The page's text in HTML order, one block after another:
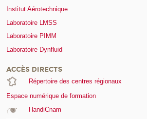
Institut Aérotechnique
Laboratoire LMSS
Laboratoire PIMM
Laboratoire Dynfluid
ACCÈS DIRECTS
Répertoire des centres régionaux
Espace numérique de formation
HandiCnam